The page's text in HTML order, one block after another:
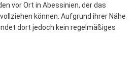
vor Ort in Abessinien, der das
können. Aufgrund ihrer Nähe
dort jedoch kein regelmäßiges